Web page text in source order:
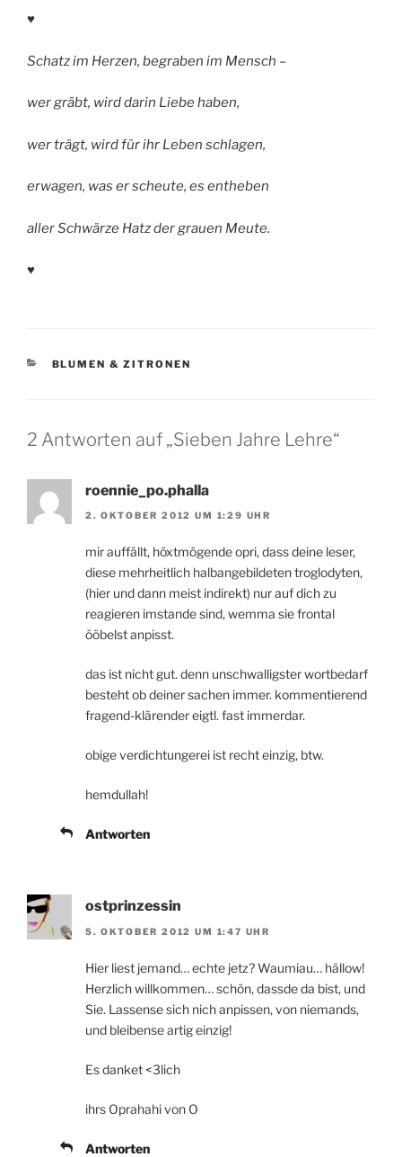
♥
Schatz im Herzen, begraben im Mensch –
wer gräbt, wird darin Liebe haben,
wer trägt, wird für ihr Leben schlagen,
erwagen, was er scheute, es entheben
aller Schwärze Hatz der grauen Meute.
♥
KATEGORIEN
BLUMEN & ZITRONEN
2 Antworten auf „Sieben Jahre Lehre“
roennie_po.phalla
2. OKTOBER 2012 UM 1:29 UHR
mir auffällt, höxtmögende opri, dass deine leser,
diese mehrheitlich halbangebildeten troglodyten,
(hier und dann meist indirekt) nur auf dich zu
reagieren imstande sind, wemma sie frontal
ööbelst anpisst.
das ist nicht gut. denn unschwalligster wortbedarf
besteht ob deiner sachen immer. kommentierend
fragend-klärender eigtl. fast immerdar.
obige verdichtungerei ist recht einzig, btw.
hemdullah!
Antworten
ostprinzessin
5. OKTOBER 2012 UM 1:47 UHR
Hier liest jemand… echte jetz? Waumiau… hällow!
Herzlich willkommen… schön, dassde da bist, und
Sie. Lassense sich nich anpissen, von niemands,
und bleibense artig einzig!
Es danket <3lich
ihrs Oprahahi von O
Antworten